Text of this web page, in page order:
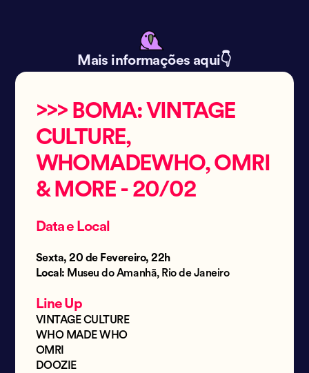
Mais informações aqui👇
>>> BOMA: VINTAGE
CULTURE,
WHOMADEWHO, OMRI
& MORE - 20/02
Data e Local
Sexta, 20 de Fevereiro, 22h
Local: Museu do Amanhã, Rio de Janeiro
Line Up
VINTAGE CULTURE
WHO MADE WHO
OMRI
DOOZIE